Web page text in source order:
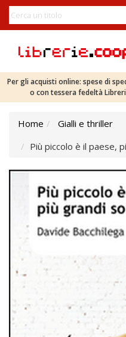
Per gli acquisti online: spese di
o con tessera fedeltà
Home
Gialli e thriller
Più piccolo è il paese,